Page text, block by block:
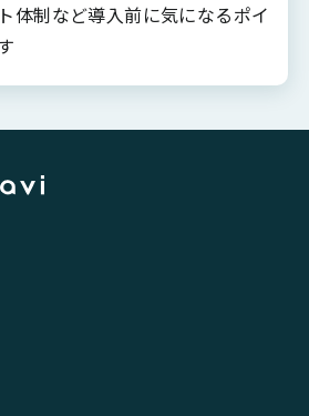
体制など導入前に気になるポイ